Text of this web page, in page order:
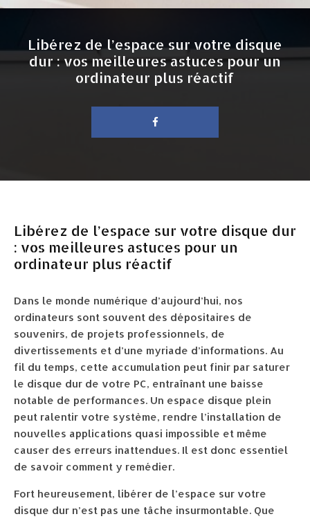
Libérez de l’espace sur votre disque
dur : vos meilleures astuces pour un
ordinateur plus réactif
Libérez de l’espace sur votre disque dur
: vos meilleures astuces pour un
ordinateur plus réactif
Dans le monde numérique d’aujourd’hui, nos
ordinateurs sont souvent des dépositaires de
souvenirs, de projets professionnels, de
divertissements et d’une myriade d’informations. Au
fil du temps, cette accumulation peut finir par saturer
le disque dur de votre PC, entraînant une baisse
notable de performances. Un espace disque plein
peut ralentir votre système, rendre l’installation de
nouvelles applications quasi impossible et même
causer des erreurs inattendues. Il est donc essentiel
de savoir comment y remédier.
Fort heureusement, libérer de l’espace sur votre
disque dur n’est pas une tâche insurmontable. Que